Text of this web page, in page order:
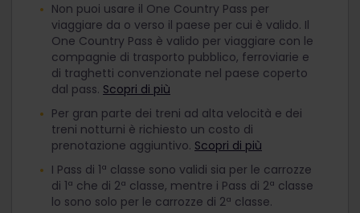
Non puoi usare il One Country Pass per
viaggiare da o verso il paese per cui è valido. Il
One Country Pass è valido per viaggiare con le
compagnie di trasporto pubblico, ferroviarie e
di traghetti convenzionate nel paese coperto
dal pass. Scopri di più
Per gran parte dei treni ad alta velocità e dei
treni notturni è richiesto un costo di
prenotazione aggiuntivo. Scopri di più
I Pass di 1ª classe sono validi sia per le carrozze
di 1ª che di 2ª classe, mentre i Pass di 2ª classe
lo sono solo per le carrozze di 2ª classe.